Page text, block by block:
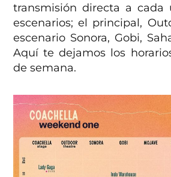
transmisión directa a cada
escenarios; el principal,
escenario Sonora, Gobi,
Aquí te dejamos los
de semana.